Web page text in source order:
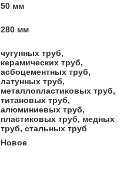
50 мм
280 мм
чугунных труб,
керамических труб,
асбоцементных труб,
латунных труб,
металлопластиковых труб,
титановых труб,
алюминиевых труб,
пластиковых труб, медных
труб, стальных труб
Новое